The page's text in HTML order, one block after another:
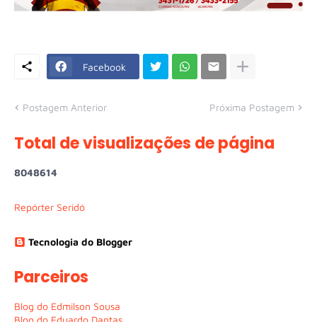
Facebook
Postagem Anterior Próxima Postagem
Total de visualizações de página
8048614
Repórter Seridó
Tecnologia do Blogger
Parceiros
Blog do Edmilson Sousa